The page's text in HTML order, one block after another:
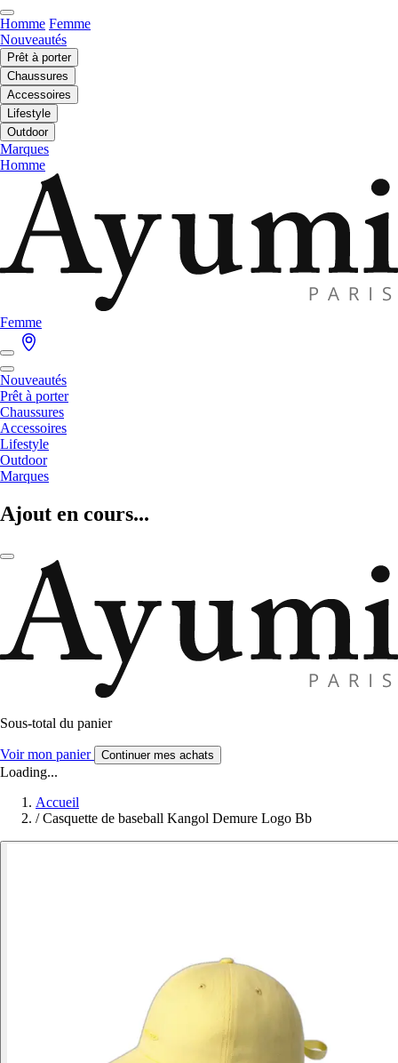
Homme Femme
Nouveautés
Prêt à porter
Chaussures
Accessoires
Lifestyle
Outdoor
Marques
Homme
Femme
Nouveautés
Prêt à porter
Chaussures
Accessoires
Lifestyle
Outdoor
Marques
Ajout en cours...
Sous-total du panier
Voir mon panier Continuer mes achats
Loading...
Accueil
/ Casquette de baseball Kangol Demure Logo Bb